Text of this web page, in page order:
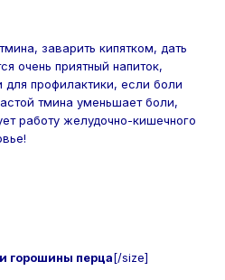
заварить кипятком, дать
очень приятный напиток,
профилактики, если боли
тмина уменьшает боли,
работу желудочно-кишечного
горошины перца[/size]